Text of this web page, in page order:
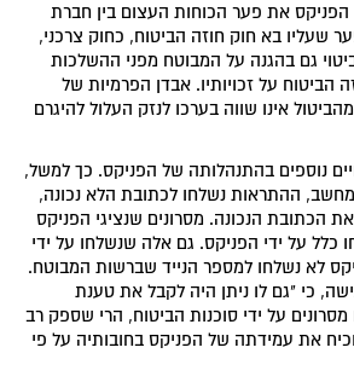
הפניקס את פער הכוחות העצום בין חברת
שעליו בא חוק חוזה הביטוח, כחוק צרכני,
גם בהגנה על המבוטח מפני ההשלכות
הביטוח על זכויותיו. אבדן הפרמיות של
אינו שווה בערכו לנזק העלול להיגרם
נוספים בהתנהלותה של הפניקס. כך למשל,
ההתראות נשלחו לכתובת הלא נכונה,
הכתובת הנכונה. מסרונים שנציגי הפניקס
כלל על ידי הפניקס. גם אלה שנשלחו על ידי
לא נשלחו למספר הנייד שברשות המבוטח.
כי "גם לו ניתן היה לקבל את טענת
מסרונים על ידי סוכנות הביטוח, הרי שספק רב
את עמידתה של הפניקס בחובותיה על פי